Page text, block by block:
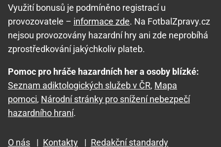
Využití bonusů je podmíněno registrací u
provozovatele – informace zde. Na FotbalZpravy.cz
nejsou provozovány hazardní hry ani zde neprobíhá
zprostředkování jakýchkoliv plateb.
Pomoc pro hráče hazardních her a osoby blízké:
Seznam adiktologických služeb v ČR, Mapa
pomoci, Národní stránky pro snížení nebezpečí
hazardního hraní.
O nás | Kontakty | Redakční standardy